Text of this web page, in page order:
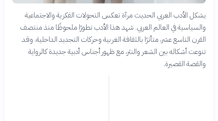
يشكل الأدب العربي الحديث مرآة تعكس التحولات الفكرية والاجتماعية
والسياسية في العالم العربي. شهد هذا الأدب تطورًا ملحوظًا منذ منتصف
القرن التاسع عشر، متأثرًا بالثقافة الغربية وحركات التجديد الداخلية. وقد
تنوعت أشكاله بين الشعر والنثر، مع ظهور أجناس أدبية جديدة كالرواية
والقصة القصيرة.